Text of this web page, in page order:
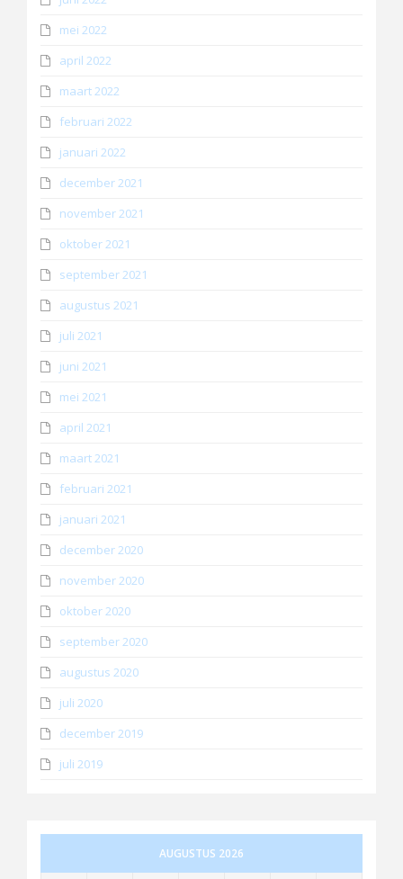
mei 2022
april 2022
maart 2022
februari 2022
januari 2022
december 2021
november 2021
oktober 2021
september 2021
augustus 2021
juli 2021
juni 2021
mei 2021
april 2021
maart 2021
februari 2021
januari 2021
december 2020
november 2020
oktober 2020
september 2020
augustus 2020
juli 2020
december 2019
juli 2019
AUGUSTUS 2026